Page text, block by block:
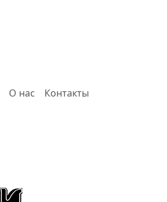
О нас Контакты